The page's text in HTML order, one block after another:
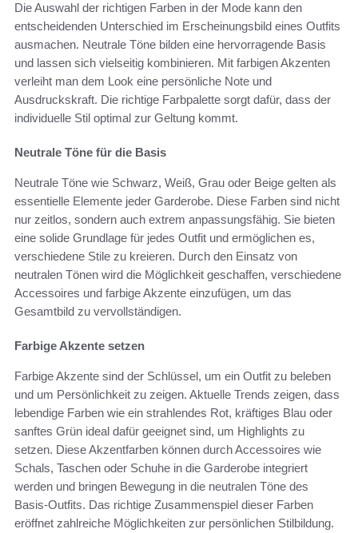
Die Auswahl der richtigen Farben in der Mode kann den
entscheidenden Unterschied im Erscheinungsbild eines Outfits
ausmachen. Neutrale Töne bilden eine hervorragende Basis
und lassen sich vielseitig kombinieren. Mit farbigen Akzenten
verleiht man dem Look eine persönliche Note und
Ausdruckskraft. Die richtige Farbpalette sorgt dafür, dass der
individuelle Stil optimal zur Geltung kommt.
Neutrale Töne für die Basis
Neutrale Töne wie Schwarz, Weiß, Grau oder Beige gelten als
essentielle Elemente jeder Garderobe. Diese Farben sind nicht
nur zeitlos, sondern auch extrem anpassungsfähig. Sie bieten
eine solide Grundlage für jedes Outfit und ermöglichen es,
verschiedene Stile zu kreieren. Durch den Einsatz von
neutralen Tönen wird die Möglichkeit geschaffen, verschiedene
Accessoires und farbige Akzente einzufügen, um das
Gesamtbild zu vervollständigen.
Farbige Akzente setzen
Farbige Akzente sind der Schlüssel, um ein Outfit zu beleben
und um Persönlichkeit zu zeigen. Aktuelle Trends zeigen, dass
lebendige Farben wie ein strahlendes Rot, kräftiges Blau oder
sanftes Grün ideal dafür geeignet sind, um Highlights zu
setzen. Diese Akzentfarben können durch Accessoires wie
Schals, Taschen oder Schuhe in die Garderobe integriert
werden und bringen Bewegung in die neutralen Töne des
Basis-Outfits. Das richtige Zusammenspiel dieser Farben
eröffnet zahlreiche Möglichkeiten zur persönlichen Stilbildung.